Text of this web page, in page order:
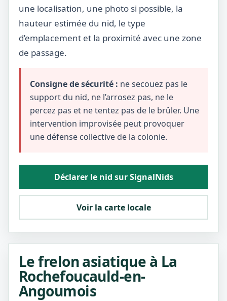
une localisation, une photo si possible, la
hauteur estimée du nid, le type
d’emplacement et la proximité avec une zone
de passage.
Consigne de sécurité : ne secouez pas le
support du nid, ne l’arrosez pas, ne le
percez pas et ne tentez pas de le brûler. Une
intervention improvisée peut provoquer
une défense collective de la colonie.
Déclarer le nid sur SignalNids
Voir la carte locale
Le frelon asiatique à La
Rochefoucauld-en-
Angoumois